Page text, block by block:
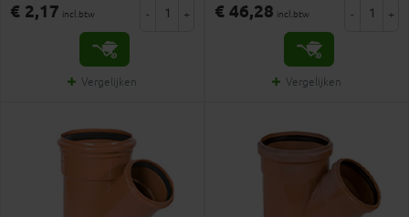
€ 2,17 incl.btw - +
Vergelijken
€ 46,28 incl.btw - +
Vergelijken